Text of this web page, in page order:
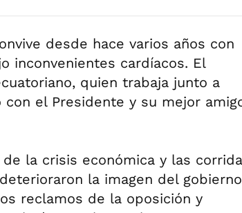
desde hace varios años con
inconvenientes cardíacos. El
quien trabaja junto a
el Presidente y su mejor
la crisis económica y las
la imagen del gobierno
reclamos de la oposición y